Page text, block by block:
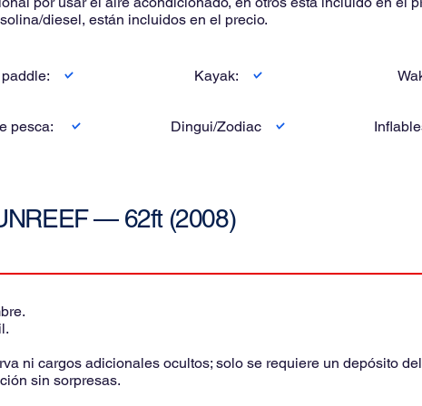
diesel, están incluidos en el precio.
pesca:
Kayak:
Dingui/Zodiac
— 62ft (2008)
al 30 de abril.
ni cargos adicionales ocultos; solo se requiere un depósito
sin sorpresas.